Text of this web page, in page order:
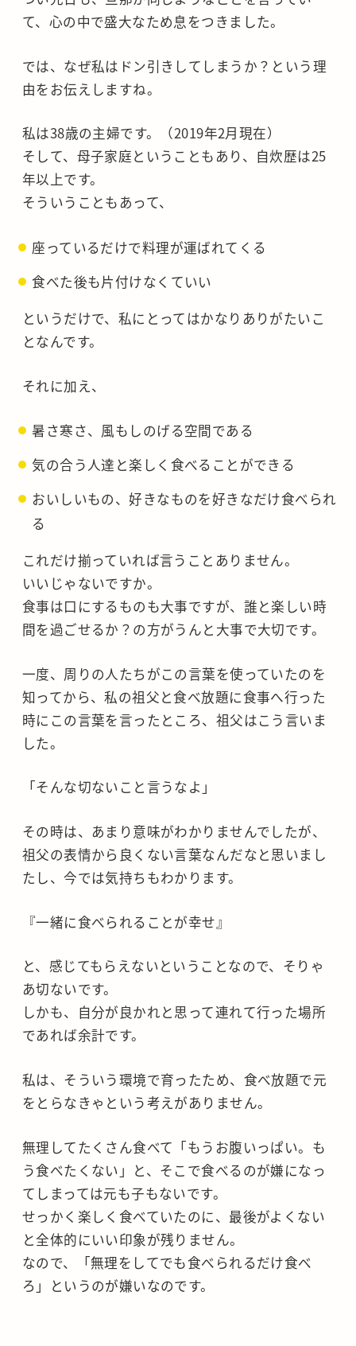
て、心の中で盛大なため息をつきました。
では、なぜ私はドン引きしてしまうか？という理
由をお伝えしますね。
私は38歳の主婦です。（2019年2月現在）
そして、母子家庭ということもあり、自炊歴は25
年以上です。
そういうこともあって、
座っているだけで料理が運ばれてくる
食べた後も片付けなくていい
というだけで、私にとってはかなりありがたいこ
となんです。
それに加え、
暑さ寒さ、風もしのげる空間である
気の合う人達と楽しく食べることができる
おいしいもの、好きなものを好きなだけ食べられ
る
これだけ揃っていれば言うことありません。
いいじゃないですか。
食事は口にするものも大事ですが、誰と楽しい時
間を過ごせるか？の方がうんと大事で大切です。
一度、周りの人たちがこの言葉を使っていたのを
知ってから、私の祖父と食べ放題に食事へ行った
時にこの言葉を言ったところ、祖父はこう言いま
した。
「そんな切ないこと言うなよ」
その時は、あまり意味がわかりませんでしたが、
祖父の表情から良くない言葉なんだなと思いまし
たし、今では気持ちもわかります。
『一緒に食べられることが幸せ』
と、感じてもらえないということなので、そりゃ
あ切ないです。
しかも、自分が良かれと思って連れて行った場所
であれば余計です。
私は、そういう環境で育ったため、食べ放題で元
をとらなきゃという考えがありません。
無理してたくさん食べて「もうお腹いっぱい。も
う食べたくない」と、そこで食べるのが嫌になっ
てしまっては元も子もないです。
せっかく楽しく食べていたのに、最後がよくない
と全体的にいい印象が残りません。
なので、「無理をしてでも食べられるだけ食べ
ろ」というのが嫌いなのです。